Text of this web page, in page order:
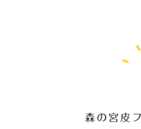
森の宮皮